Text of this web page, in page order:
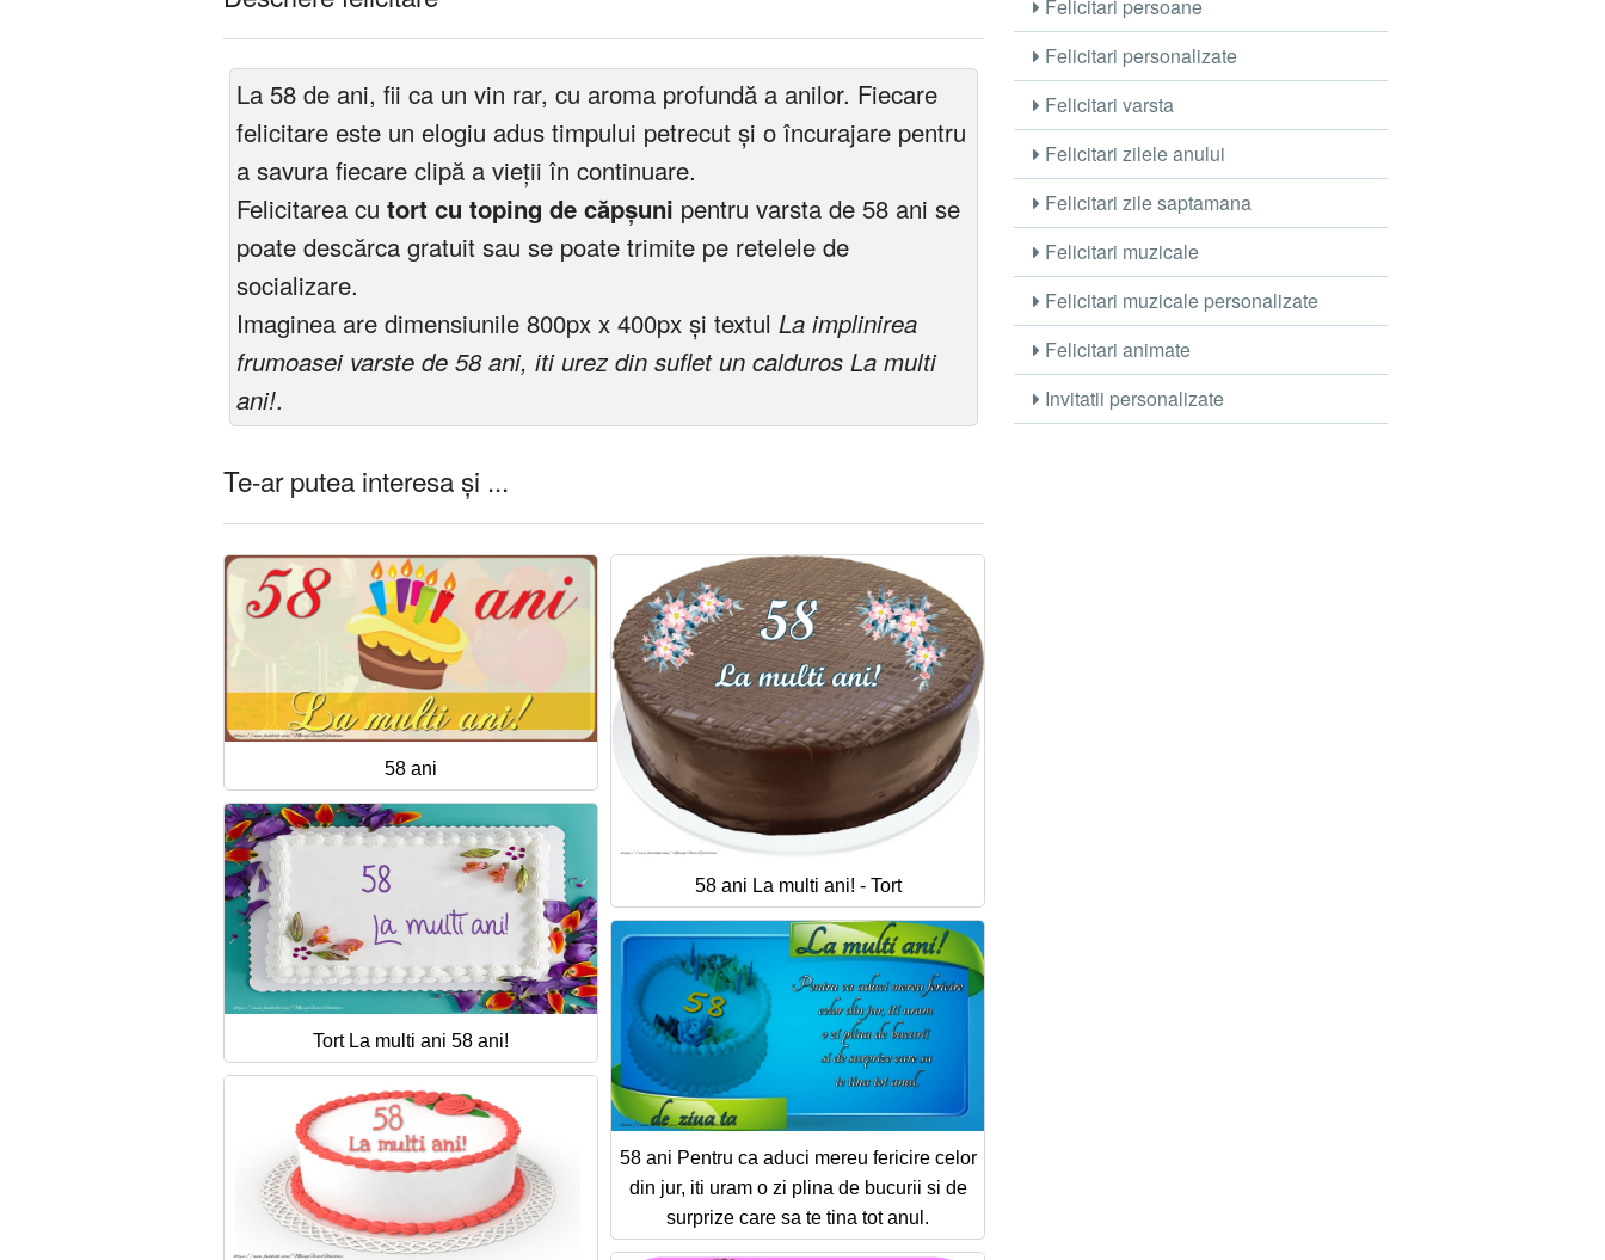
La 58 de ani, fii ca un vin rar, cu aroma profundă a anilor. Fiecare
felicitare este un elogiu adus timpului petrecut și o încurajare pentru
a savura fiecare clipă a vieții în continuare.
Felicitarea cu tort cu toping de căpșuni pentru varsta de 58 ani se
poate descărca gratuit sau se poate trimite pe retelele de
socializare.
Imaginea are dimensiunile 800px x 400px și textul La implinirea
frumoasei varste de 58 ani, iti urez din suflet un calduros La multi
ani!.
Te-ar putea interesa și ...
58 ani
58 ani La multi ani! - Tort
Tort La multi ani 58 ani!
58 ani Pentru ca aduci mereu fericire celor
din jur, iti uram o zi plina de bucurii si de
surprize care sa te tina tot anul.
Felicitari persoane
Felicitari personalizate
Felicitari varsta
Felicitari zilele anului
Felicitari zile saptamana
Felicitari muzicale
Felicitari muzicale personalizate
Felicitari animate
Invitatii personalizate